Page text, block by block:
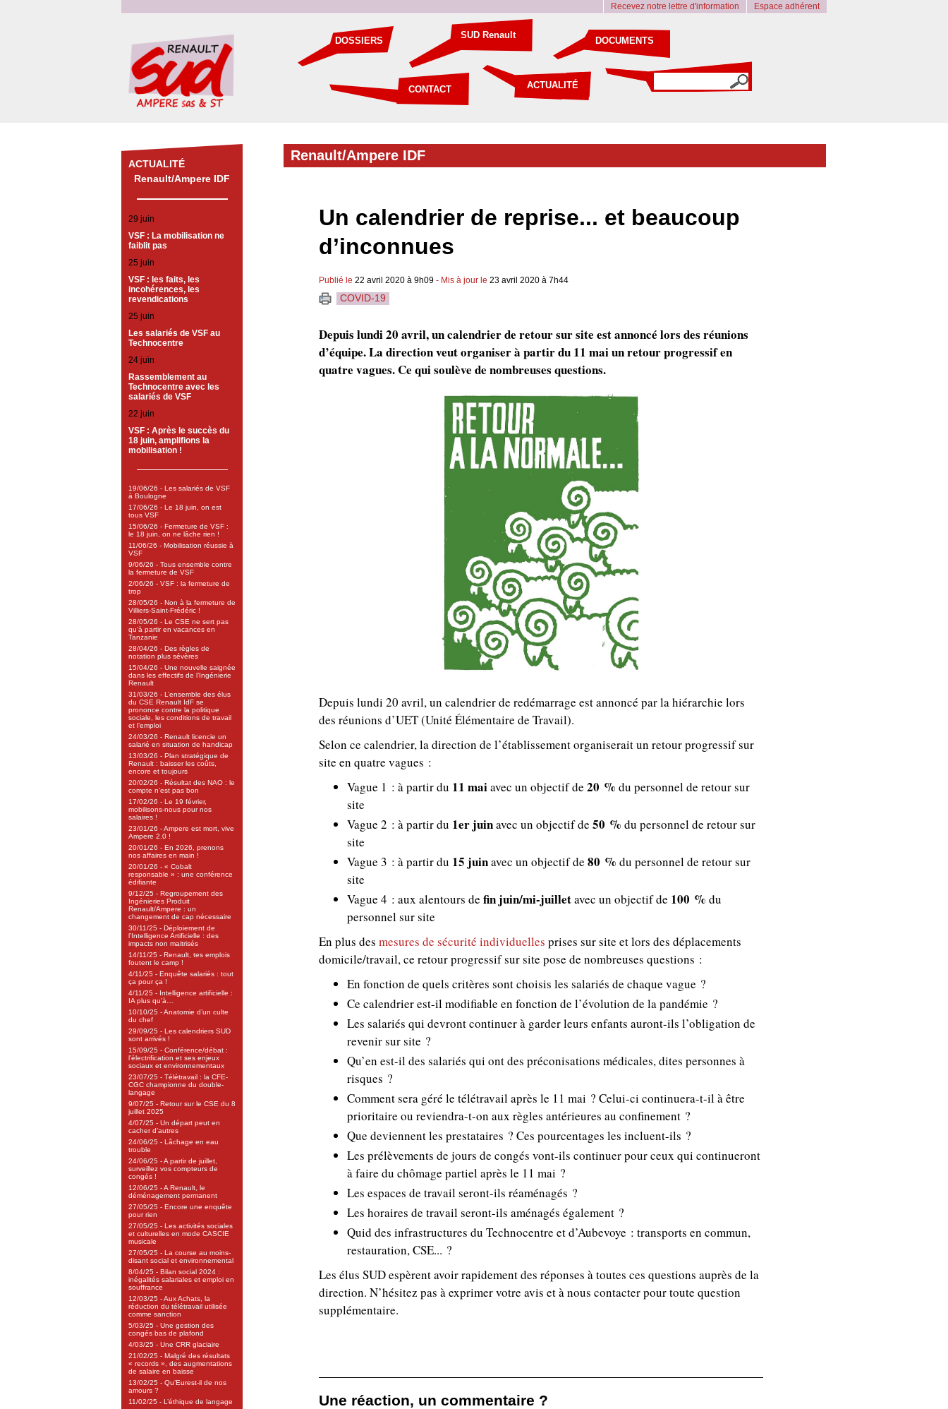
Espace adhérent
Recevez notre lettre d'information
SUD Renault
ACTUALITÉ
DOSSIERS
CONTACT
DOCUMENTS
ACTUALITÉ
Renault/Ampere IDF
29 juin
VSF : La mobilisation ne
faiblit pas
25 juin
VSF : les faits, les
incohérences, les
revendications
25 juin
Les salariés de VSF au
Technocentre
24 juin
Rassemblement au
Technocentre avec les
salariés de VSF
22 juin
VSF : Après le succès du
18 juin, amplifions la
mobilisation !
19/06/26 - Les salariés de VSF
à Boulogne
17/06/26 - Le 18 juin, on est
tous VSF
15/06/26 - Fermeture de VSF :
le 18 juin, on ne lâche rien !
11/06/26 - Mobilisation réussie à
VSF
9/06/26 - Tous ensemble contre
la fermeture de VSF
2/06/26 - VSF : la fermeture de
trop
28/05/26 - Non à la fermeture de
Villiers-Saint-Frédéric !
28/05/26 - Le CSE ne sert pas
qu’à partir en vacances en
Tanzanie
28/04/26 - Des règles de
notation plus sévères
15/04/26 - Une nouvelle saignée
dans les effectifs de l’Ingénierie
Renault
31/03/26 - L’ensemble des élus
du CSE Renault IdF se
prononce contre la politique
sociale, les conditions de travail
et l’emploi
24/03/26 - Renault licencie un
salarié en situation de handicap
13/03/26 - Plan stratégique de
Renault : baisser les coûts,
encore et toujours
20/02/26 - Résultat des NAO : le
compte n’est pas bon
17/02/26 - Le 19 février,
mobilisons-nous pour nos
salaires !
23/01/26 - Ampere est mort, vive
Ampere 2.0 !
20/01/26 - En 2026, prenons
nos affaires en main !
20/01/26 - « Cobalt
responsable » : une conférence
édifiante
9/12/25 - Regroupement des
Ingénieries Produit
Renault/Ampere : un
changement de cap nécessaire
30/11/25 - Déploiement de
l’Intelligence Artificielle : des
impacts non maitrisés
14/11/25 - Renault, tes emplois
foutent le camp !
4/11/25 - Enquête salariés : tout
ça pour ça !
4/11/25 - Intelligence artificielle :
IA plus qu’à…
10/10/25 - Anatomie d’un culte
du chef
29/09/25 - Les calendriers SUD
sont arrivés !
15/09/25 - Conférence/débat :
l’électrification et ses enjeux
sociaux et environnementaux
23/07/25 - Télétravail : la CFE-
CGC championne du double-
langage
9/07/25 - Retour sur le CSE du 8
juillet 2025
4/07/25 - Un départ peut en
cacher d’autres
24/06/25 - Lâchage en eau
trouble
24/06/25 - A partir de juillet,
surveillez vos compteurs de
congés !
12/06/25 - A Renault, le
déménagement permanent
27/05/25 - Encore une enquête
pour rien
27/05/25 - Les activités sociales
et culturelles en mode CASCIE
musicale
27/05/25 - La course au moins-
disant social et environnemental
8/04/25 - Bilan social 2024 :
inégalités salariales et emploi en
souffrance
12/03/25 - Aux Achats, la
réduction du télétravail utilisée
comme sanction
5/03/25 - Une gestion des
congés bas de plafond
4/03/25 - Une CRR glaciaire
21/02/25 - Malgré des résultats
« records », des augmentations
de salaire en baisse
13/02/25 - Qu’Eurest-il de nos
amours ?
11/02/25 - L’éthique de langage
Renault/Ampere IDF
Un calendrier de reprise... et beaucoup
d’inconnues
Publié le 22 avril 2020 à 9h09 - Mis à jour le 23 avril 2020 à 7h44
COVID-19
Depuis lundi 20 avril, un calendrier de retour sur site est annoncé lors des réunions
d’équipe. La direction veut organiser à partir du 11 mai un retour progressif en
quatre vagues. Ce qui soulève de nombreuses questions.
Depuis lundi 20 avril, un calendrier de redémarrage est annoncé par la hiérarchie lors
des réunions d’UET (Unité Élémentaire de Travail).
Selon ce calendrier, la direction de l’établissement organiserait un retour progressif sur
site en quatre vagues :
Vague 1 : à partir du 11 maiavec un objectif de 20 % du personnel de retour sur
site
Vague 2 : à partir du 1er juinavec un objectif de 50 % du personnel de retour sur
site
Vague 3 : à partir du 15 juinavec un objectif de 80 % du personnel de retour sur
site
Vague 4 : aux alentours de fin juin/mi-juilletavec un objectif de 100 % du
personnel sur site
En plus des mesures de sécurité individuelles prises sur site et lors des déplacements
domicile/travail, ce retour progressif sur site pose de nombreuses questions :
En fonction de quels critères sont choisis les salariés de chaque vague ?
Ce calendrier est-il modifiable en fonction de l’évolution de la pandémie ?
Les salariés qui devront continuer à garder leurs enfants auront-ils l’obligation de
revenir sur site ?
Qu’en est-il des salariés qui ont des préconisations médicales, dites personnes à
risques ?
Comment sera géré le télétravail après le 11 mai ? Celui-ci continuera-t-il à être
prioritaire ou reviendra-t-on aux règles antérieures au confinement ?
Que deviennent les prestataires ? Ces pourcentages les incluent-ils ?
Les prélèvements de jours de congés vont-ils continuer pour ceux qui continueront
à faire du chômage partiel après le 11 mai ?
Les espaces de travail seront-ils réaménagés ?
Les horaires de travail seront-ils aménagés également ?
Quid des infrastructures du Technocentre et d’Aubevoye : transports en commun,
restauration, CSE... ?
Les élus SUD espèrent avoir rapidement des réponses à toutes ces questions auprès de la
direction. N’hésitez pas à exprimer votre avis et à nous contacter pour toute question
supplémentaire.
Une réaction, un commentaire ?